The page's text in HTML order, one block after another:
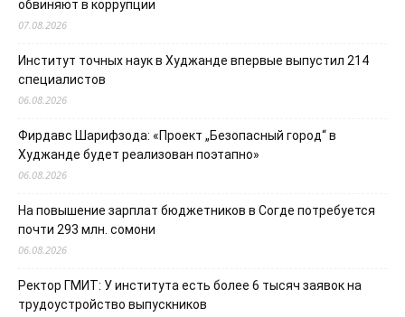
обвиняют в коррупции
07.08.2026
Институт точных наук в Худжанде впервые выпустил 214
специалистов
06.08.2026
Фирдавс Шарифзода: «Проект „Безопасный город“ в
Худжанде будет реализован поэтапно»
06.08.2026
На повышение зарплат бюджетников в Согде потребуется
почти 293 млн. сомони
06.08.2026
Ректор ГМИТ: У института есть более 6 тысяч заявок на
трудоустройство выпускников